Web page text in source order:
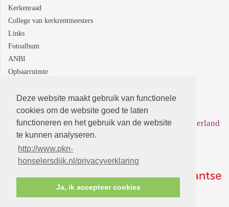
Deze website maakt gebruik van functionele
cookies om de website goed te laten
functioneren en het gebruik van de website
te kunnen analyseren.
http://www.pkn-
honselersdijk.nl/privacyverklaring
Ja, ik accepteer cookies
Kerkenraad
College van kerkrentmeesters
Links
Fotoalbum
ANBI
Opbaarruimte
Protestantsekerk.net is een samenwerking tussen de
dienstenorganisatie van deProtestantse Kerk in Nederland
enHuman Content Mediaproducties B.V.